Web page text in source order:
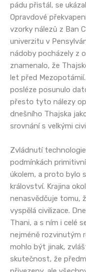
pádu přistál, se
Opravdové
vzorky nálezů z Ban
univerzitu v
nádoby pocházely z
znamenalo, že
let před
posléze posunulo
přesto tyto nálezy
dnešního Thajska
srovnání s velkými
Zvládnutí
podmínkách
úkolem, a proto bylo
království. Krajina
nenasvědčuje tomu,
vyspělá civilizace.
Thani, a s ním i celé
nejméně rozvinutým
mohlo být jinak,
skutečnost, že